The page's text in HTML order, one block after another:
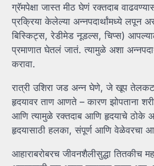
ग्रॅमपेक्षा जास्त मीठ घेणं रक्तदाब
प्रक्रिया केलेल्या अन्नपदार्थांमध्ये
बिस्किट्स, रेडीमेड नूडल्स, चिप्स)
प्रमाणात घेतलं जातं. त्यामुळे अशा
करावा.
रात्री उशिरा जड अन्न घेणे, जे खूप
हृदयावर ताण आणते – कारण झोपताना
आणि त्यामुळे रक्तदाब आणि हृदयाचे ठोके
हृदयासाठी हलका, संपूर्ण आणि वेळेवरचा
आहाराबरोबरच जीवनशैलीसुद्धा तितकीच